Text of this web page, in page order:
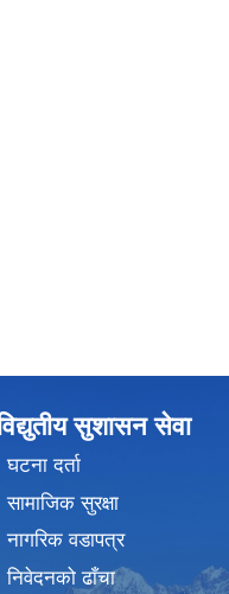
सुशासन सेवा
घटना दर्ता
सामाजिक सुरक्षा
नागरिक वडापत्र
निवेदनको ढाँचा